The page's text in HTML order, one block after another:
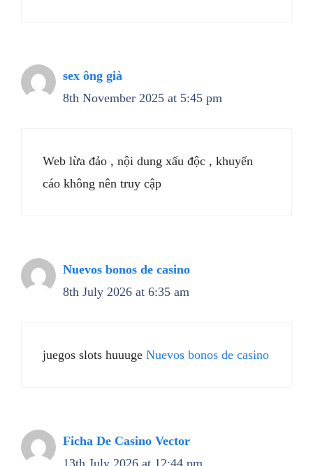
sex ông già
8th November 2025 at 5:45 pm
Web lừa đảo , nội dung xấu độc , khuyến
cáo không nên truy cập
Nuevos bonos de casino
8th July 2026 at 6:35 am
juegos slots huuuge Nuevos bonos de casino
Ficha De Casino Vector